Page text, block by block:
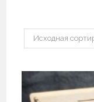
Исходная